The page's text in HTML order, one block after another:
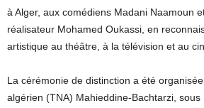
à Alger, aux comédiens Madani Naamoun
réalisateur Mohamed Oukassi, en
artistique au théâtre, à la télévision et au
La cérémonie de distinction a été
algérien (TNA) Mahieddine-Bachtarzi, sous